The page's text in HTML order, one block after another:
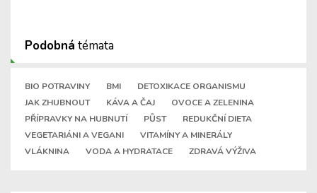
Podobná témata
BIO POTRAVINY BMI
DETOXIKACE ORGANISMU
JAK ZHUBNOUT
KÁVA A ČAJ
OVOCE A ZELENINA
PŘÍPRAVKY NA HUBNUTÍ
PŮST
REDUKČNÍ DIETA
VEGETARIÁNI A VEGANI
VITAMÍNY A MINERÁLY
VLÁKNINA
VODA A HYDRATACE ZDRAVÁ VÝŽIVA